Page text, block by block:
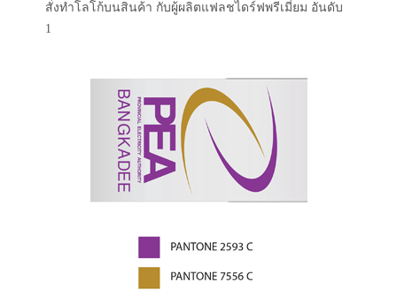
สั่งทำโลโก้บนสินค้า กับผู้ผลิตแฟลชไดร์ฟพรีเมี่ยม อันดับ
1